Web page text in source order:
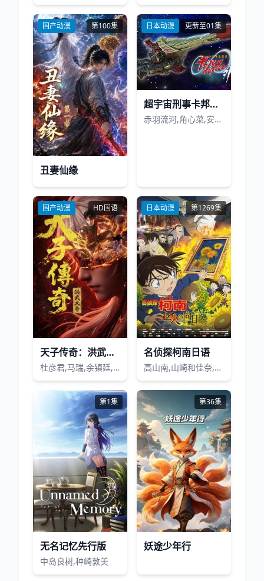
国产动漫 第100集
丑妻仙缘
日本动漫 更新至01集
超宇宙刑事卡邦无限外传
赤羽流河,角心菜,安井谦太郎,松永有纮,有坂心花,安田启人,谷田拉娜,入山杏奈,子安武人
国产动漫 HD国语
天子传奇：洪武大帝
杜彦君,马瑞,余镇廷,白婷婷,梁晶晶,张振源,刘浩,赵钰桐,聂婉茹,李嘉仪,王子沛
日本动漫 第1269集
名侦探柯南日语
高山南,山崎和佳奈,神谷明,小山力也,林原惠美,山口胜平,田中秀幸,岛本须美,绪方贤一,堀川亮,松井菜樱子,宫村优子,岩居由希子,大谷育江,高木涉,高岛雅罗,堀之纪,立木文彦,小山茉美,三石琴乃,置鲇龙太郎,日高法子,池田秀一,古谷彻
第1集
无名记忆先行版
中岛良树,种崎敦美
第36集
妖途少年行